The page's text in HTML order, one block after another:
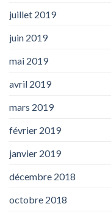
juillet 2019
juin 2019
mai 2019
avril 2019
mars 2019
février 2019
janvier 2019
décembre 2018
octobre 2018